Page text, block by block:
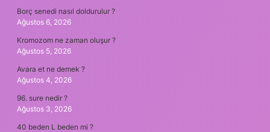
Borç senedi nasıl doldurulur ?
Ağustos 6, 2026
Kromozom ne zaman oluşur ?
Ağustos 5, 2026
Avara et ne demek ?
Ağustos 4, 2026
96. sure nedir ?
Ağustos 3, 2026
40 beden L beden mi ?